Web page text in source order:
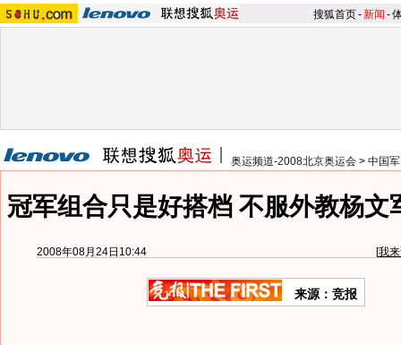
搜狐首页-新闻 -
奥运频道-2008北京奥运会 > 中国
冠军组合只是好搭档 不服外教杨
2008年08月24日10:44 [我
来源：竞报